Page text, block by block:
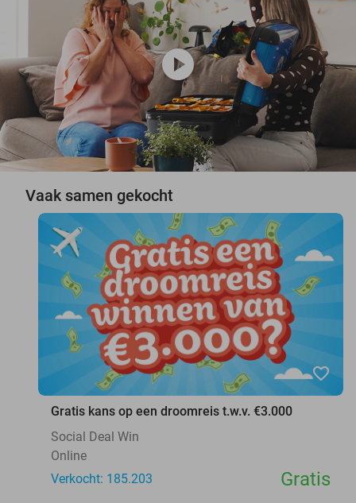
play_circle
Vaak samen gekocht
favorite_border
Gratis kans op een droomreis t.w.v. €3.000
Social Deal Win
Online
Verkocht: 185.203
Gratis